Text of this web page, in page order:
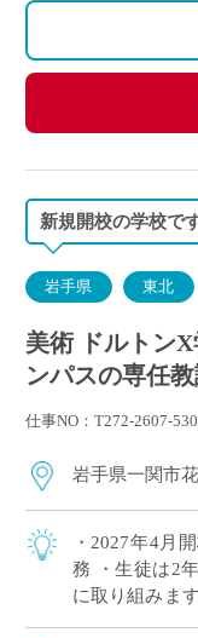
新規開校の学校で
岩手県 東北
美術 ドルトン
ンパスの専任
仕事NO：T272-2607-
岩手県一関市
・2027年4月
務 ・生徒は2
に取り組みま
ご興味がある